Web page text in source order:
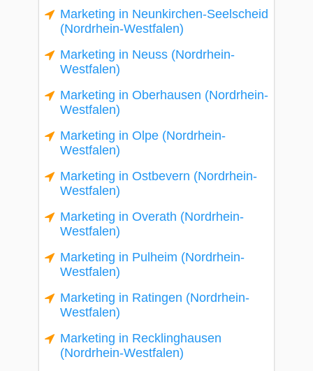
Marketing in Neunkirchen-Seelscheid
(Nordrhein-Westfalen)
Marketing in Neuss (Nordrhein-
Westfalen)
Marketing in Oberhausen (Nordrhein-
Westfalen)
Marketing in Olpe (Nordrhein-
Westfalen)
Marketing in Ostbevern (Nordrhein-
Westfalen)
Marketing in Overath (Nordrhein-
Westfalen)
Marketing in Pulheim (Nordrhein-
Westfalen)
Marketing in Ratingen (Nordrhein-
Westfalen)
Marketing in Recklinghausen
(Nordrhein-Westfalen)